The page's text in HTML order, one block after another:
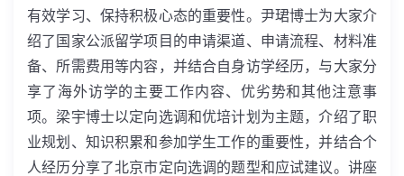
有效学习、保持积极心态的重要性。尹珺博士为大家介
绍了国家公派留学项目的申请渠道、申请流程、材料准
备、所需费用等内容，并结合自身访学经历，与大家分
享了海外访学的主要工作内容、优劣势和其他注意事
项。梁宇博士以定向选调和优培计划为主题，介绍了职
业规划、知识积累和参加学生工作的重要性，并结合个
人经历分享了北京市定向选调的题型和应试建议。讲座